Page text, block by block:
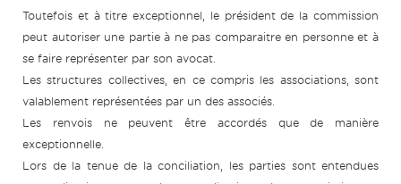
Toutefois et à titre exceptionnel, le président de la commission
peut autoriser une partie à ne pas comparaitre en personne et à
se faire représenter par son avocat.
Les structures collectives, en ce compris les associations, sont
valablement représentées par un des associés.
Les renvois ne peuvent être accordés que de manière
exceptionnelle.
Lors de la tenue de la conciliation, les parties sont entendues